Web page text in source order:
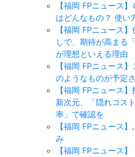
【福岡 FPニュース
はどんなもの？ 使い
【福岡 FPニュース
しで、期待が高まる
が理想といえる理由
【福岡 FPニュース
のようなものが予定
【福岡 FPニュース
新次元、「隠れコス
率」で確認を
【福岡 FPニュース
み
【福岡 FPニュース